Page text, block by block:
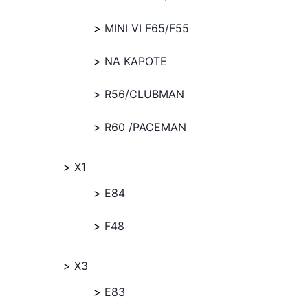
MINI VI F65/F55
NA KAPOTE
R56/CLUBMAN
R60 /PACEMAN
X1
E84
F48
X3
E83